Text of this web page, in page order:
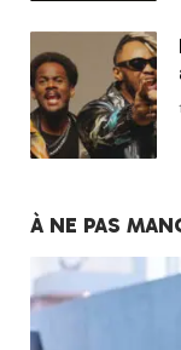
À NE PAS